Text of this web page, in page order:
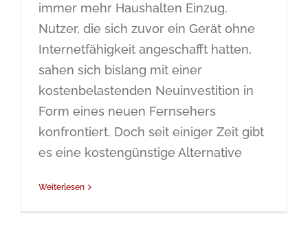
immer mehr Haushalten Einzug.
Nutzer, die sich zuvor ein Gerät ohne
Internetfähigkeit angeschafft hatten,
sahen sich bislang mit einer
kostenbelastenden Neuinvestition in
Form eines neuen Fernsehers
konfrontiert. Doch seit einiger Zeit gibt
es eine kostengünstige Alternative
Weiterlesen